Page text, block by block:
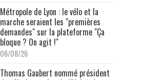
Métropole de Lyon : le vélo et la
marche seraient les "premières
demandes" sur la plateforme "Ça
bloque ? On agit !"
06/08/26
Thomas Gaubert nommé président